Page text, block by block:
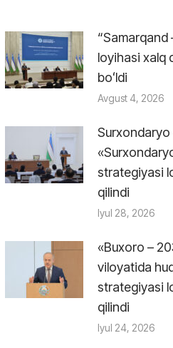
loyihasi xalq
boʻldi
Avgust 4, 2026
strategiyasi
qilindi
Iyul 28, 2026
«Buxoro –
viloyatida
strategiyasi
qilindi
Iyul 24, 2026